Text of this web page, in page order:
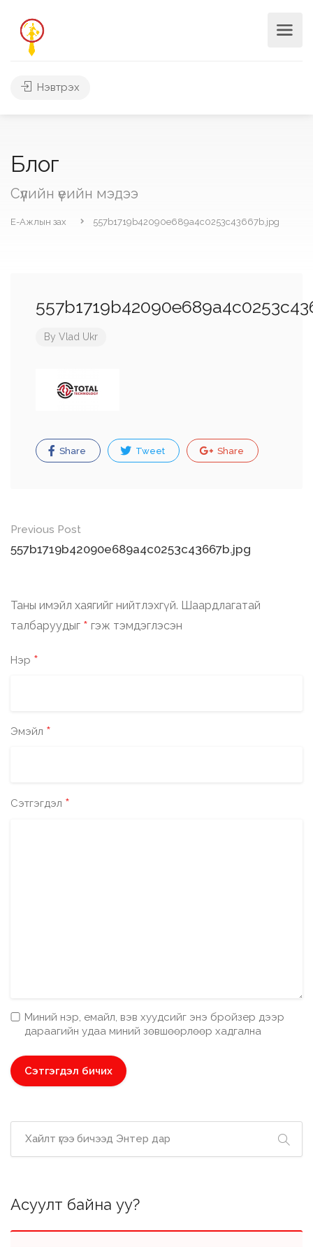
Нэвтрэх
Блог
Сүүлийн үеийн мэдээ
Е-Ажлын зах 557b1719b42090e689a4c0253c43667b.jpg
By Vlad Ukr
Share Tweet Share
Post
navigation
Previous Post
557b1719b42090e689a4c0253c43667b.jpg
Таны имэйл хаягийг нийтлэхгүй. Шаардлагатай
талбаруудыг * гэж тэмдэглэсэн
Нэр *
Эмэйл *
Сэтгэгдэл *
Миний нэр, емайл, вэв хуудсийг энэ бройзер дээр
дараагийн удаа миний зөвшөөрлөөр хадгална
Асуулт байна уу?